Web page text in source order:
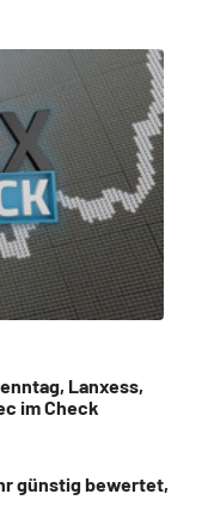
Lanxess,
im Check
günstig bewertet,